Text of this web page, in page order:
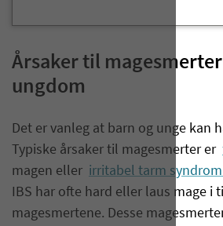
Årsaker til
ungdom
Det er vanleg at barn og unge kan
Typiske årsaker til magesmerter er
magen eller irritabel tarm syndrom
IBS har ofte hard eller laus mage i
magesmertene. Desse